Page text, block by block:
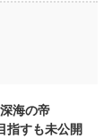
海の帝
指すも未公開